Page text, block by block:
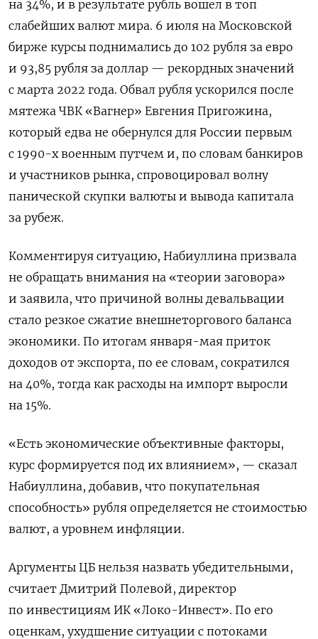
на 34%, и в результате рубль вошел в топ
слабейших валют мира. 6 июля на Московской
бирже курсы поднимались до 102 рубля за евро
и 93,85 рубля за доллар — рекордных значений
с марта 2022 года. Обвал рубля ускорился после
мятежа ЧВК «Вагнер» Евгения Пригожина,
который едва не обернулся для России первым
с 1990-х военным путчем и, по словам банкиров
и участников рынка, спровоцировал волну
панической скупки валюты и вывода капитала
за рубеж.
Комментируя ситуацию, Набиуллина призвала
не обращать внимания на «теории заговора»
и заявила, что причиной волны девальвации
стало резкое сжатие внешнеторгового баланса
экономики. По итогам января-мая приток
доходов от экспорта, по ее словам, сократился
на 40%, тогда как расходы на импорт выросли
на 15%.
«Есть экономические объективные факторы,
курс формируется под их влиянием», — сказал
Набиуллина, добавив, что покупательная
способность» рубля определяется не стоимостью
валют, а уровнем инфляции.
Аргументы ЦБ нельзя назвать убедительными,
считает Дмитрий Полевой, директор
по инвестициям ИК «Локо-Инвест». По его
оценкам, ухудшение ситуации с потоками